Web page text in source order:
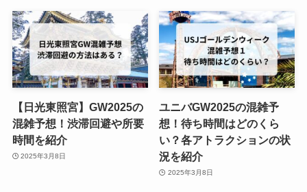
【日光東照宮】GW2025の
混雑予想！渋滞回避や所要
時間を紹介
2025年3月8日
ユニバGW2025の混雑予
想！待ち時間はどのくら
い？各アトラクションの状
況を紹介
2025年3月8日